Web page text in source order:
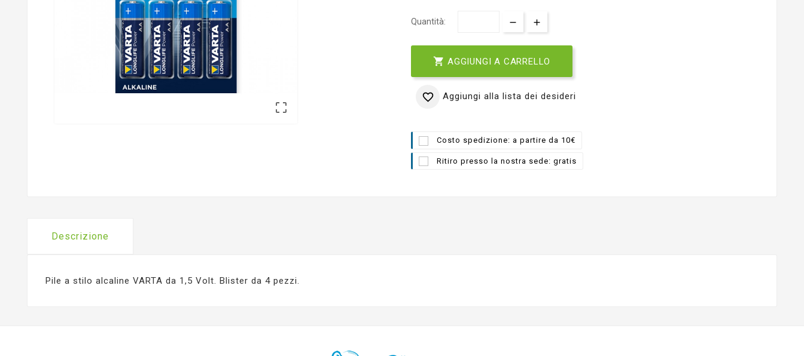

Quantità:
 AGGIUNGI A CARRELLO
 Aggiungi alla lista dei desideri
Costo spedizione: a partire da 10€
Ritiro presso la nostra sede: gratis
Descrizione
Pile a stilo alcaline VARTA da 1,5 Volt. Blister da 4 pezzi.